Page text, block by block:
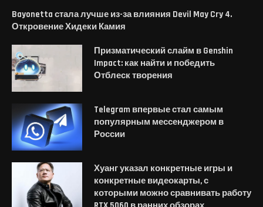
Bayonetta стала лучше из-за влияния Devil May Cry 4.
Откровение Хидеки Камия
Призматический слайм в Genshin
Impact: как найти и победить
Отблеск творения
Telegram впервые стал самым
популярным мессенджером в
России
Хуанг указал конкретные игры и
конкретные видеокарты, с
которыми можно сравнивать работу